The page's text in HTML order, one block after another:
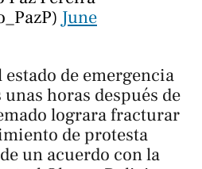
June
de emergencia
horas después de
lograra fracturar
de protesta
un acuerdo con la